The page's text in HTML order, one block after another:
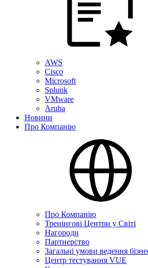
AWS
Cisco
Microsoft
Splunk
VMware
Aruba
Новини
Про Компанію
Про Компанію
Тренінгові Центри у Світі
Нагороди
Партнерство
Загальні умови ведення
Центр тестування VUE